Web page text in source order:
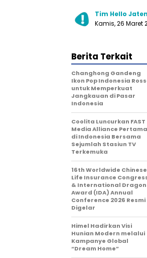
Tim Hello
Kamis, 26 Maret
Berita Terkait
Changhong Gandeng
Ikon Pop Indonesia
untuk Memperkuat
Jangkauan di Pasar
Indonesia
Coolita Luncurkan FAST
Media Alliance Pertama
di Indonesia Bersama
Sejumlah Stasiun TV
Terkemuka
16th Worldwide Chinese
Life Insurance
& International Dragon
Award (IDA) Annual
Conference 2026 Resmi
Digelar
Himel Hadirkan Visi
Hunian Modern melalui
Kampanye Global
“Dream Home”